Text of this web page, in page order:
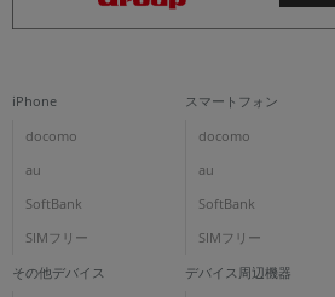
iPhone
docomo
au
SoftBank
SIMフリー
スマートフォン
docomo
au
SoftBank
SIMフリー
その他デバイス デバイス周辺機器